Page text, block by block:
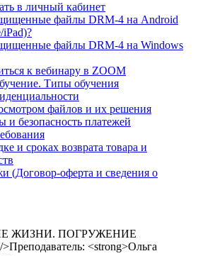
в личный кабинет
файлы DRM-4 на Android
файлы DRM-4 на Windows
к вебинару в ZOOM
Типы обучения
файлов и их решения
и безопасность платежей
и сроках возврата товара и
(Договор-оферта и сведения о